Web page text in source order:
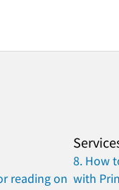
reading on
8. How
with